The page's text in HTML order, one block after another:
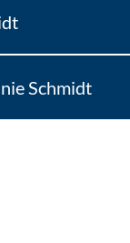
Schmidt